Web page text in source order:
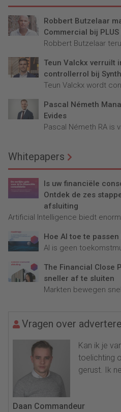
Robbert Butzelaar
Commercial bij PLUS
Robbert Butzelaar
Teun Valckx verruilt
controllerrol bij
Teun Valckx wordt
Pascal Németh
Evides
Pascal Németh RA is
Whitepapers
Is uw financiële
Ontdek de zes
afsluiting
Artificial Intelligence biedt
Hoe AI toe te
AI is geen
The Financial Close
sneller af te sluiten
Markten bewegen
Vragen over
Kan ik je
toelichting
gerust. Ik
Daan Commandeur